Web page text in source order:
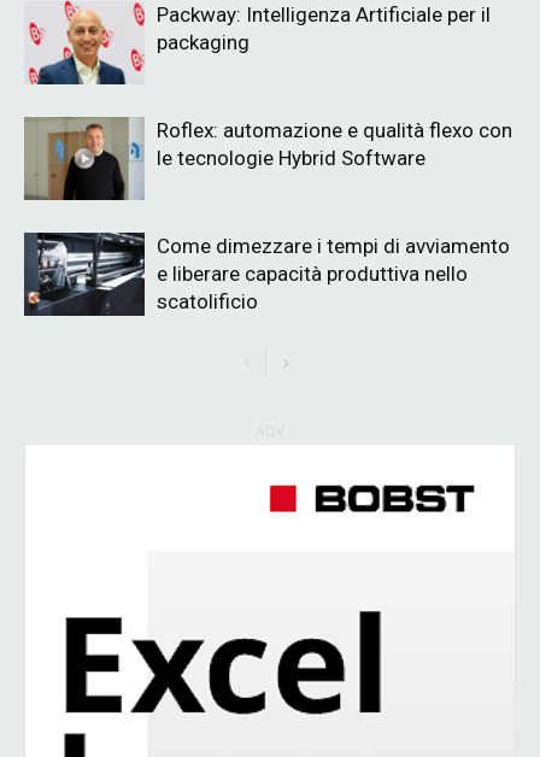
Packway: Intelligenza Artificiale per il
packaging
Roflex: automazione e qualità flexo con
le tecnologie Hybrid Software
Come dimezzare i tempi di avviamento
e liberare capacità produttiva nello
scatolificio